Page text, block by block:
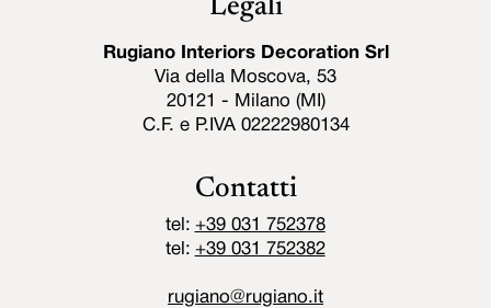
Legali
Rugiano Interiors Decoration Srl
Via della Moscova, 53
20121 - Milano (MI)
C.F. e P.IVA 02222980134
Contatti
tel: +39 031 752378
tel: +39 031 752382
rugiano@rugiano.it